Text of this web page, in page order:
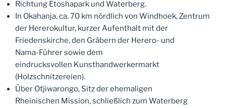
Richtung Etoshapark und Waterberg.
In Okahanja, ca. 70 km nördlich von Windhoek, Zentrum
der Hererokultur, kurzer Aufenthalt mit der
Friedenskirche, den Gräbern der Herero- und
Nama-Führer sowie dem
eindrucksvollen Kunsthandwerkermarkt
(Holzschnitzereien).
Über Otjiwarongo, Sitz der ehemaligen
Rheinischen Mission, schließlich zum Waterberg